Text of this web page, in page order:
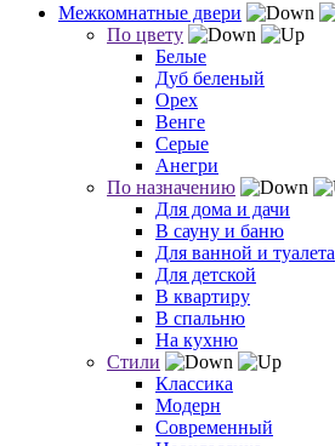
Межкомнатные двери
По цвету
Белые
Дуб беленый
Орех
Венге
Серые
Анегри
По назначению
Для дома и дачи
В сауну и баню
Для ванной и туалета
Для детской
В квартиру
В спальню
На кухню
Стили
Классика
Модерн
Современный